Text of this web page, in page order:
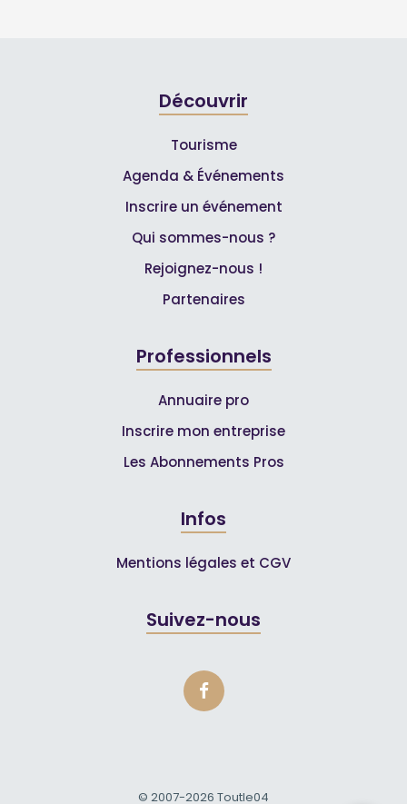
Découvrir
Tourisme
Agenda & Événements
Inscrire un événement
Qui sommes-nous ?
Rejoignez-nous !
Partenaires
Professionnels
Annuaire pro
Inscrire mon entreprise
Les Abonnements Pros
Infos
Mentions légales et CGV
Suivez-nous
© 2007-2026 Toutle04